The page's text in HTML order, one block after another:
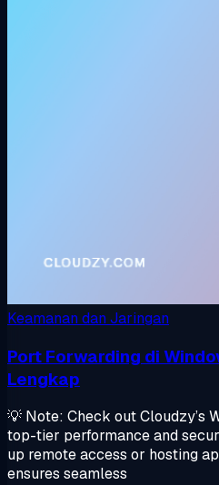
Keamanan dan Jaringan
Port Forwarding di
Lengkap
💡 Note: Check out Cloudzy’s
top-tier performance and
up remote access or hosting
ensures seamless